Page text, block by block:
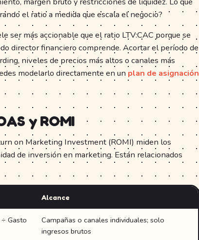
el ratio a medida que escala el negocio?
ser más accionable que el ratio LTV:CAC porque se
director financiero comprende. Acortar el período de
niveles de precios más altos o canales más
modelarlo directamente en un plan de asignación
y ROMI
on Marketing Investment (ROMI) miden los
de inversión en marketing. Están relacionados
Alcance
Gasto
Campañas o canales individuales; solo
ingresos brutos